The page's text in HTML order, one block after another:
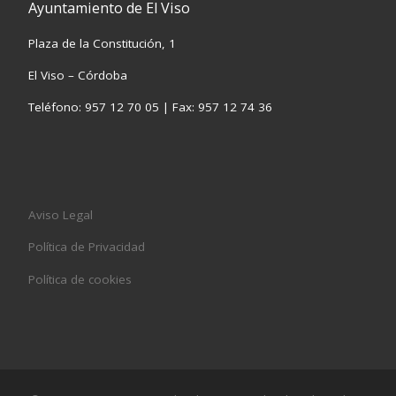
Ayuntamiento de El Viso
Plaza de la Constitución, 1
El Viso – Córdoba
Teléfono: 957 12 70 05 | Fax: 957 12 74 36
Aviso Legal
Política de Privacidad
Política de cookies